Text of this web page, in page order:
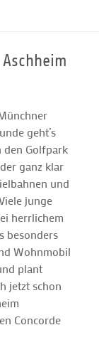
geht’s
den Golfpark
ganz klar
und
junge
herrlichem
besonders
Wohnmobil
plant
jetzt schon
Concorde